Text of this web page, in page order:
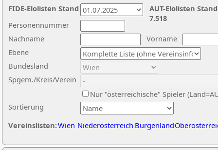
Nachname
Vorname
Ebene
Sortierung
Personennummer
Bundesland
Spgem./Kreis/Verein
Nur "österreichische" Spieler
Vereinslisten:Wien Niederösterreich Burgenland
AUT-Elolisten
7.518
FIDE-Elolisten Stand